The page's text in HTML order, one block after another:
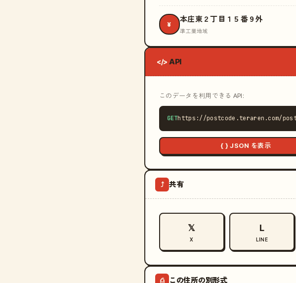
¥
本庄東２丁目１５番９外
準工業地域
</> API
このデータを利用できる API:
GEThttps://postcode.teraren.com/
{ } JSON を表示
⤴ 共有
𝕏
X
L
LINE
⎙ この住所の別形式